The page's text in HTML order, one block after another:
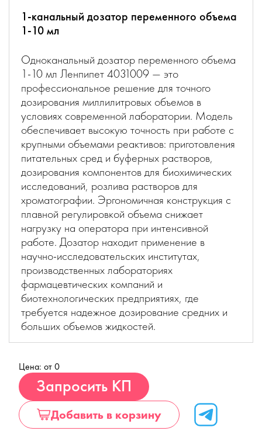
1-канальный дозатор переменного объема
1-10 мл
Одноканальный дозатор переменного объема
1-10 мл Ленпипет 4031009 — это
профессиональное решение для точного
дозирования миллилитровых объемов в
условиях современной лаборатории. Модель
обеспечивает высокую точность при работе с
крупными объемами реактивов: приготовления
питательных сред и буферных растворов,
дозирования компонентов для биохимических
исследований, розлива растворов для
хроматографии. Эргономичная конструкция с
плавной регулировкой объема снижает
нагрузку на оператора при интенсивной
работе. Дозатор находит применение в
научно-исследовательских институтах,
производственных лабораториях
фармацевтических компаний и
биотехнологических предприятиях, где
требуется надежное дозирование средних и
больших объемов жидкостей.
Цена: от 0
Запросить КП
Добавить в корзину